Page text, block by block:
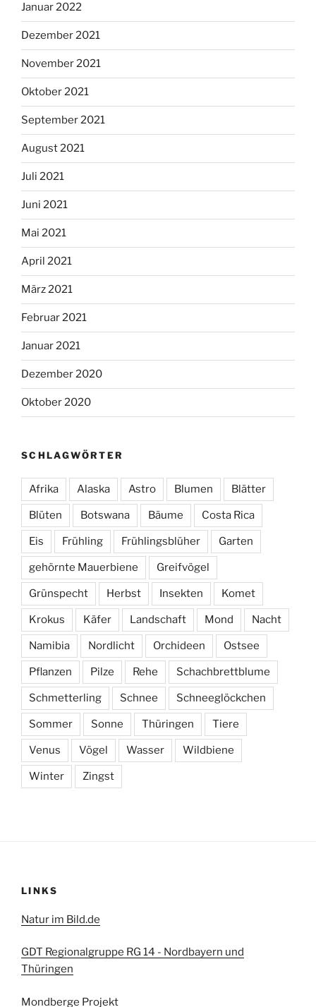
Januar 2022
Dezember 2021
November 2021
Oktober 2021
September 2021
August 2021
Juli 2021
Juni 2021
Mai 2021
April 2021
März 2021
Februar 2021
Januar 2021
Dezember 2020
Oktober 2020
SCHLAGWÖRTER
Afrika Alaska Astro Blumen Blätter
Blüten Botswana Bäume Costa Rica
Eis Frühling Frühlingsblüher Garten
gehörnte Mauerbiene Greifvögel
Grünspecht Herbst Insekten Komet
Krokus Käfer Landschaft Mond Nacht
Namibia Nordlicht Orchideen Ostsee
Pflanzen Pilze Rehe Schachbrettblume
Schmetterling Schnee Schneeglöckchen
Sommer Sonne Thüringen Tiere
Venus Vögel Wasser Wildbiene
Winter Zingst
LINKS
Natur im Bild.de
GDT Regionalgruppe RG 14 - Nordbayern und
Thüringen
Mondberge Projekt